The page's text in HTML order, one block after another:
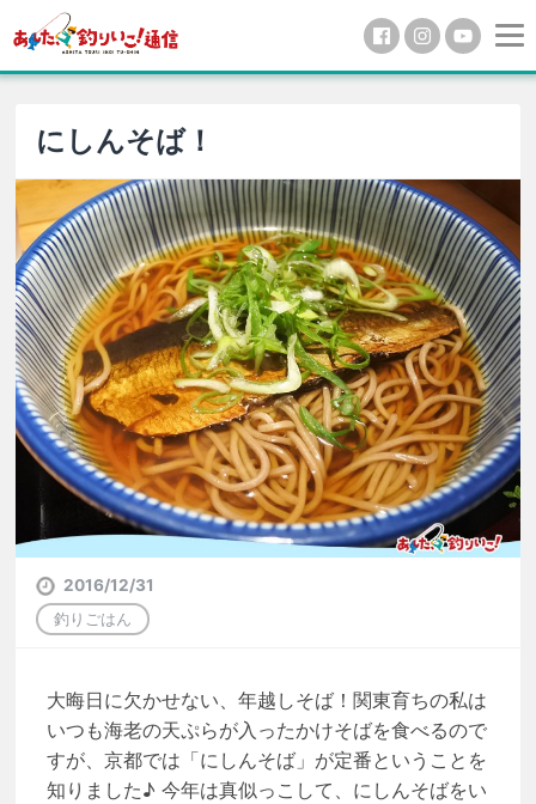
にしんそば！
2016/12/31
釣りごはん
大晦日に欠かせない、年越しそば！関東育ちの私は
いつも海老の天ぷらが入ったかけそばを食べるので
すが、京都では「にしんそば」が定番ということを
知りました♪ 今年は真似っこして、にしんそばをい